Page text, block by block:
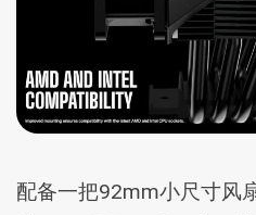
配备一把92mm小尺寸风